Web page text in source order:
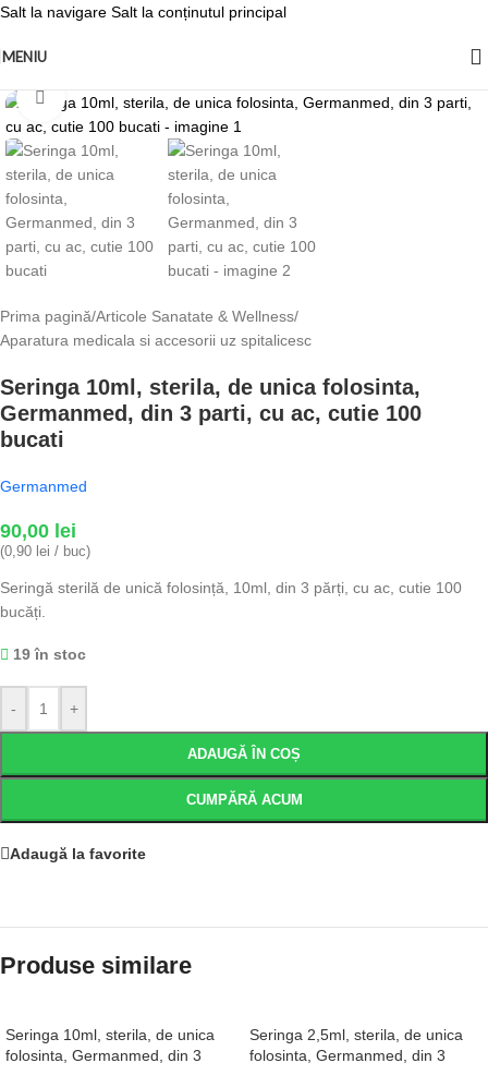
Salt la navigare Salt la conținutul principal
MENIU
Fă clic pentru a mări
Prima pagină/Articole Sanatate & Wellness/
Aparatura medicala si accesorii uz spitalicesc
Seringa 10ml, sterila, de unica folosinta,
Germanmed, din 3 parti, cu ac, cutie 100
bucati
Germanmed
90,00 lei
(0,90 lei / buc)
Seringă sterilă de unică folosință, 10ml, din 3 părți, cu ac, cutie 100
bucăți.
19 în stoc
- +
ADAUGĂ ÎN COȘ
CUMPĂRĂ ACUM
Adaugă la favorite
Produse similare
Seringa 10ml, sterila, de unica
folosinta, Germanmed, din 3
Seringa 2,5ml, sterila, de unica
folosinta, Germanmed, din 3